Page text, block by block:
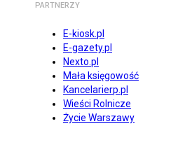
PARTNERZY
E-kiosk.pl
E-gazety.pl
Nexto.pl
Mała księgowość
Kancelarierp.pl
Wieści Rolnicze
Życie Warszawy